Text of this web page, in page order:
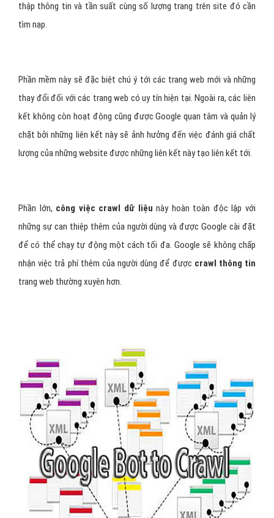
thập thông tin và tần suất cùng số lượng trang trên site đó cần
tìm nạp.
Phần mềm này sẽ đặc biệt chú ý tới các trang web mới và những
thay đổi đối với các trang web có uy tín hiện tại. Ngoài ra, các liên
kết không còn hoạt động cũng được Google quan tâm và quản lý
chặt bởi những liên kết này sẽ ảnh hưởng đến việc đánh giá chất
lượng của những website được những liên kết này tạo liên kết tới.
Phần lớn, công việc crawl dữ liệu này hoàn toàn độc lập với
những sự can thiệp thêm của người dùng và được Google cài đặt
để có thể chạy tự động một cách tối đa. Google sẽ không chấp
nhận việc trả phí thêm của người dùng để được crawl thông tin
trang web thường xuyên hơn.